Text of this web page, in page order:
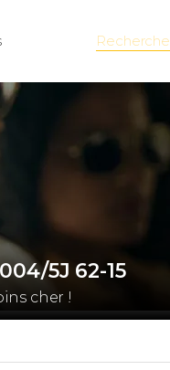
Recherche
5J 62-15
cher !